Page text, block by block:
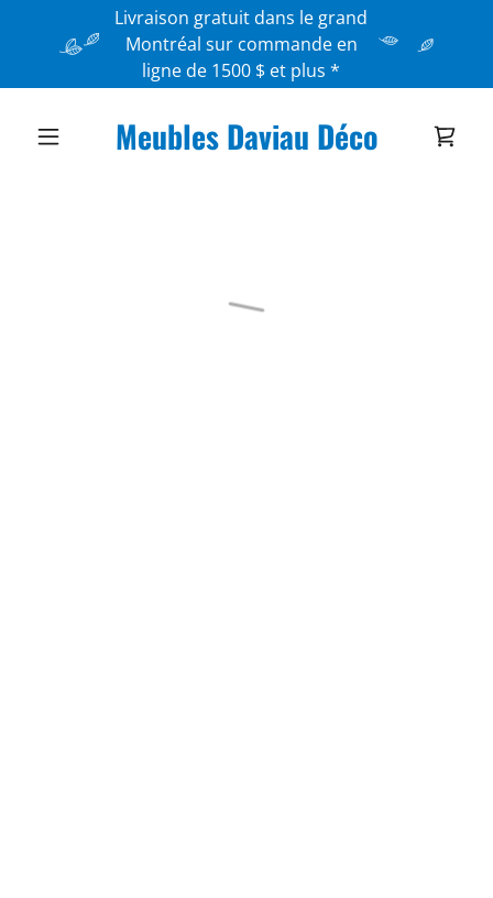
Livraison gratuit dans le grand
Montréal sur commande en
ligne de 1500 $ et plus *
Meubles Daviau Déco